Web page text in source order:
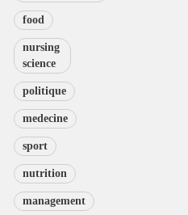
food
nursing
science
politique
medecine
sport
nutrition
management